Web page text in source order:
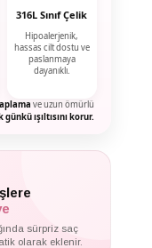
316L Sınıf Çelik
Hipoalerjenik,
hassas cilt dostu ve
paslanmaya
dayanıklı.
ve uzun ömürlü
ışıltısını korur.
sürpriz saç
olarak eklenir.